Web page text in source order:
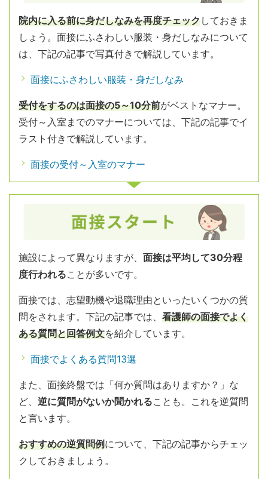
院内に入る前に身だしなみを再度チェックしておきま
しょう。面接にふさわしい服装・身だしなみについて
は、下記の記事で写真付きで解説しています。
面接にふさわしい服装・身だしなみ
受付をするのは面接の5～10分前がベストなマナー。
受付～入室までのマナーについては、下記の記事でイ
ラスト付きで解説しています。
面接の受付～入室のマナー
施設によって異なりますが、 面接は平均して30分程
度行われることが多いです。
面接では、志望動機や退職理由といったいくつかの質
問をされます。下記の記事では、 看護師の面接でよく
ある質問と回答例文を紹介しています。
面接でよくある質問13選
また、面接終盤では「何か質問はありますか？」な
ど、 逆に質問がないか聞かれることも。これを逆質問
と言います。
おすすめの逆質問例について、下記の記事からチェッ
クしておきましょう。